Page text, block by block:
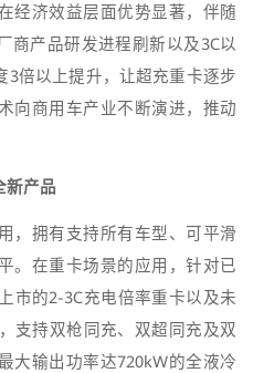
经济效益层面优势显著，伴随
商产品研发进程刷新以及3C以
3倍以上提升，让超充重卡逐步
向商用车产业不断演进，推动
新产品
，拥有支持所有车型、可平滑
。在重卡场景的应用，针对已
市的2-3C充电倍率重卡以及未
支持双枪同充、双超同充及双
大输出功率达720kW的全液冷